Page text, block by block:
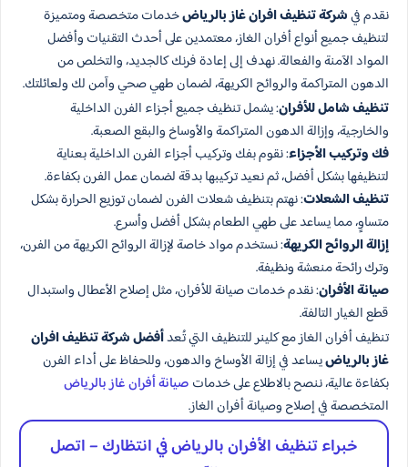
نقدم فيشركة تنظيف افران غاز بالرياضخدمات متخصصة ومتميزة
لتنظيف جميع أنواع أفران الغاز، معتمدين على أحدث التقنيات وأفضل
المواد الآمنة والفعالة. نهدف إلى إعادة فرنك كالجديد، والتخلص من
الدهون المتراكمة والروائح الكريهة، لضمان طهي صحي وآمن لك ولعائلتك.
تنظيف شامل للأفران: يشمل تنظيف جميع أجزاء الفرن الداخلية
والخارجية، وإزالة الدهون المتراكمة والأوساخ والبقع الصعبة.
فك وتركيب الأجزاء: نقوم بفك وتركيب أجزاء الفرن الداخلية بعناية
لتنظيفها بشكل أفضل، ثم نعيد تركيبها بدقة لضمان عمل الفرن بكفاءة.
تنظيف الشعلات: نهتم بتنظيف شعلات الفرن لضمان توزيع الحرارة بشكل
متساوٍ، مما يساعد على طهي الطعام بشكل أفضل وأسرع.
إزالة الروائح الكريهة: نستخدم مواد خاصة لإزالة الروائح الكريهة من الفرن،
وترك رائحة منعشة ونظيفة.
صيانة الأفران: نقدم خدمات صيانة للأفران، مثل إصلاح الأعطال واستبدال
قطع الغيار التالفة.
تنظيف أفران الغاز مع كلينر للتنظيف التي تُعدأفضل شركة تنظيف افران
غاز بالرياضيساعد في إزالة الأوساخ والدهون، وللحفاظ على أداء الفرن
بكفاءة عالية، ننصح بالاطلاع على خدمات صيانة أفران غاز بالرياض
المتخصصة في إصلاح وصيانة أفران الغاز.
خبراء تنظيف الأفران بالرياض في انتظارك – اتصل